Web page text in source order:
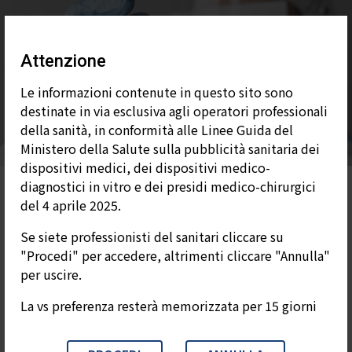
Attenzione
Le informazioni contenute in questo sito sono
destinate in via esclusiva agli operatori professionali
della sanità, in conformità alle Linee Guida del
Ministero della Salute sulla pubblicità sanitaria dei
dispositivi medici, dei dispositivi medico-
diagnostici in vitro e dei presidi medico-chirurgici
del 4 aprile 2025.
Se siete professionisti del sanitari cliccare su
"Procedi" per accedere, altrimenti cliccare "Annulla"
per uscire.
La vs preferenza resterà memorizzata per 15 giorni
Test
Test